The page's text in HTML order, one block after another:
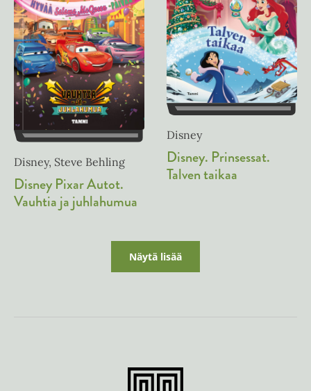
n
Disney, Steve Behling
Disney Pixar Autot.
Vauhtia ja juhlahumua
Disney
Disney. Prinsessat.
Talven taikaa
Näytä lisää